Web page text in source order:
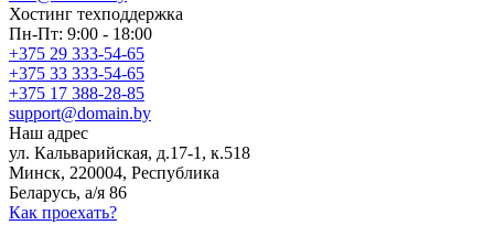
Хостинг техподдержка
Пн-Пт: 9:00 - 18:00
+375 29 333-54-65
+375 33 333-54-65
+375 17 388-28-85
support@domain.by
Наш адрес
ул. Кальварийская, д.17-1, к.518
Минск, 220004, Республика
Беларусь, а/я 86
Как проехать?